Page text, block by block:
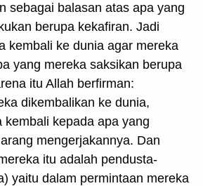
sebagai balasan atas apa yang
berupa kekafiran. Jadi
kembali ke dunia agar mereka
yang mereka saksikan berupa
itu Allah berfirman:
dikembalikan ke dunia,
kembali kepada apa yang
mengerjakannya. Dan
itu adalah pendusta-
yaitu dalam permintaan mereka